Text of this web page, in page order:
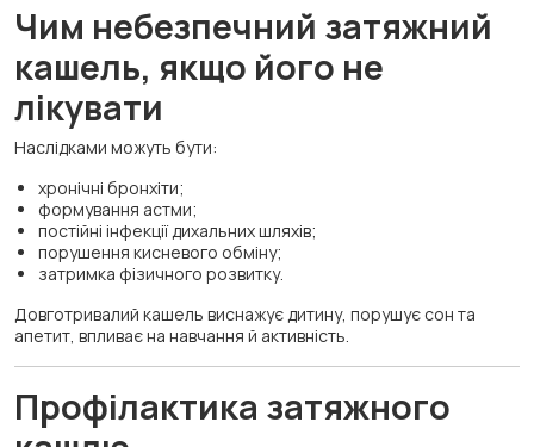
Чим небезпечний затяжний
кашель, якщо його не
лікувати
Наслідками можуть бути:
хронічні бронхіти;
формування астми;
постійні інфекції дихальних шляхів;
порушення кисневого обміну;
затримка фізичного розвитку.
Довготривалий кашель виснажує дитину, порушує сон та
апетит, впливає на навчання й активність.
Профілактика затяжного